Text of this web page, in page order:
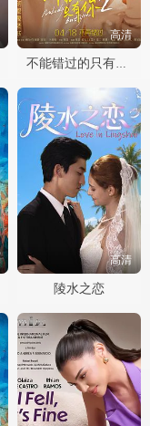
高清
不能错过的只有你2
高清
陵水之恋